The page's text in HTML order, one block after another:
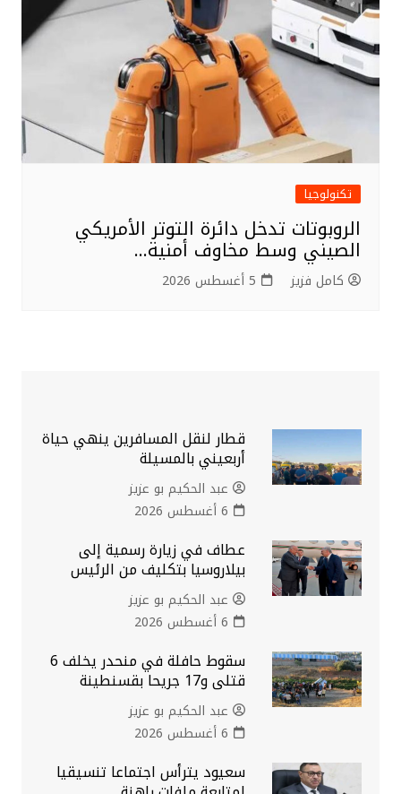
تكنولوجيا
الروبوتات تدخل دائرة التوتر الأمريكي
الصيني وسط مخاوف أمنية…
كامل فزيز 5 أغسطس 2026
قطار لنقل المسافرين ينهي حياة
أربعيني بالمسيلة
عبد الحكيم بو عزيز
6 أغسطس 2026
عطاف في زيارة رسمية إلى
بيلاروسيا بتكليف من الرئيس
عبد الحكيم بو عزيز
6 أغسطس 2026
سقوط حافلة في منحدر يخلف 6
قتلى و17 جريحا بقسنطينة
عبد الحكيم بو عزيز
6 أغسطس 2026
سعيود يترأس اجتماعا تنسيقيا